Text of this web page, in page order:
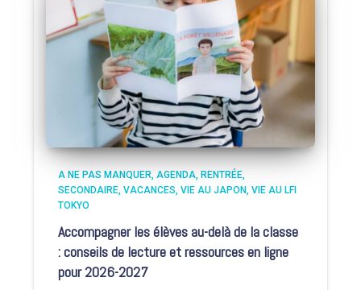
A NE PAS MANQUER AGENDA RENTRÉE
SECONDAIRE VACANCES VIE AU JAPON VIE AU LFI
TOKYO
Accompagner les élèves au-delà de la classe
: conseils de lecture et ressources en ligne
pour 2026-2027